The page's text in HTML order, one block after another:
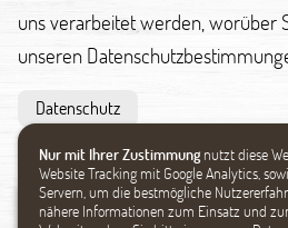
Nur mit Ihrer Zustimmung nutzt diese
Website Tracking mit Google Analytics,
Servern, um die bestmögliche
nähere Informationen zum Einsatz und
uns verarbeitet werden, worüber
unseren
Datenschutz